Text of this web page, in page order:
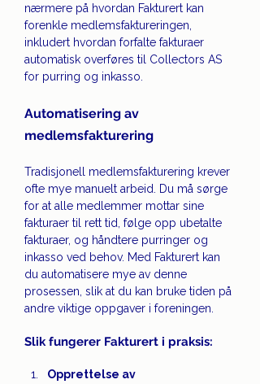
nærmere på hvordan Fakturert kan
forenkle medlemsfaktureringen,
inkludert hvordan forfalte fakturaer
automatisk overføres til Collectors AS
for purring og inkasso.
Automatisering av
medlemsfakturering
Tradisjonell medlemsfakturering krever
ofte mye manuelt arbeid. Du må sørge
for at alle medlemmer mottar sine
fakturaer til rett tid, følge opp ubetalte
fakturaer, og håndtere purringer og
inkasso ved behov. Med Fakturert kan
du automatisere mye av denne
prosessen, slik at du kan bruke tiden på
andre viktige oppgaver i foreningen.
Slik fungerer Fakturert i praksis:
Opprettelse av